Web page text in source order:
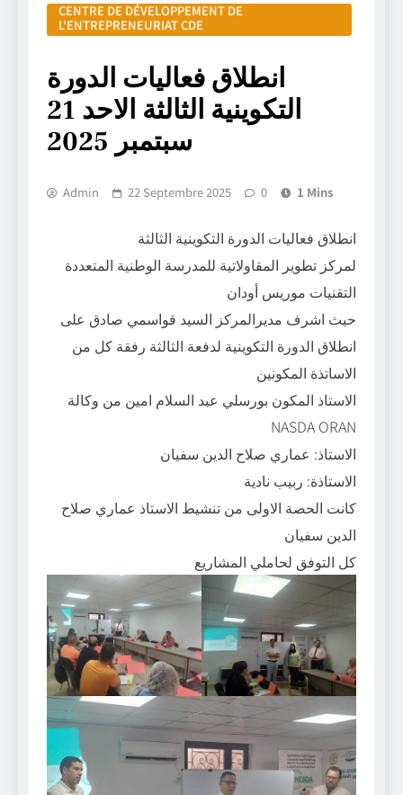
CENTRE DE DÉVELOPPEMENT DE
L'ENTREPRENEURIAT CDE
انطلاق فعاليات الدورة
التكوينية الثالثة الاحد 21
سبتمبر 2025
Admin 22 Septembre 2025 0 1 Mins
انطلاق فعاليات الدورة التكوينية الثالثة
لمركز تطوير المقاولاتية للمدرسة الوطنية المتعددة
التقنيات موريس أودان
حيث اشرف مديرالمركز السيد قواسمي صادق على
انطلاق الدورة التكوينية لدفعة الثالثة رفقة كل من
الاساتذة المكونين
الاستاذ المكون بورسلي عبد السلام امين من وكالة
NASDA ORAN
الاستاذ: عماري صلاح الدين سفيان
الاستاذة: ربيب نادية
كانت الحصة الاولى من تنشيط الاستاذ عماري صلاح
الدين سفيان
كل التوفق لحاملي المشاريع